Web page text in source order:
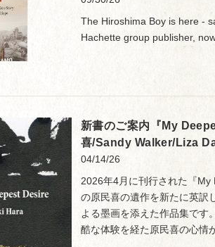
The Hiroshima Boy is here -
Hachette group publisher,
新書のご案内『My
喜/Sandy Walker/Liza
04/14/26
2026年4月に刊行された『
の原民喜の遺作を新たに英訳
よる墨画を添えた作品集です
酷な体験を経た原民喜の心情